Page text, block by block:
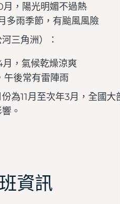
，陽光明媚不過熱
多雨季節，有颱風風險
三角洲）：
，氣候乾燥涼爽
午後常有雷陣雨
份為11月至次年3月，全國
。
資訊